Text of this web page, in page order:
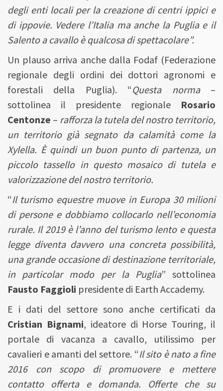
degli enti locali per la creazione di centri ippici e
di ippovie. Vedere l’Italia ma anche la Puglia e il
Salento a cavallo è qualcosa di spettacolare”.
Un plauso arriva anche dalla Fodaf (Federazione
regionale degli ordini dei dottori agronomi e
forestali della Puglia). “Questa norma –
sottolinea il presidente regionale Rosario
Centonze – rafforza la tutela del nostro territorio,
un territorio già segnato da calamità come la
Xylella. È quindi un buon punto di partenza, un
piccolo tassello in questo mosaico di tutela e
valorizzazione del nostro territorio.
“Il turismo equestre muove in Europa 30 milioni
di persone e dobbiamo collocarlo nell’economia
rurale. Il 2019 è l’anno del turismo lento e questa
legge diventa davvero una concreta possibilità,
una grande occasione di destinazione territoriale,
in particolar modo per la Puglia” sottolinea
Fausto Faggioli presidente di Earth Accademy.
E i dati del settore sono anche certificati da
Cristian Bignami, ideatore di Horse Touring, il
portale di vacanza a cavallo, utilissimo per
cavalieri e amanti del settore. “Il sito è nato a fine
2016 con scopo di promuovere e mettere
contatto offerta e domanda. Offerte che su